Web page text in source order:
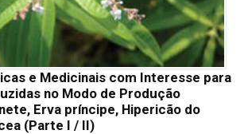
e Medicinais com Interesse para
no Modo de Produção
Erva príncipe, Hipericão do
(Parte I / II)